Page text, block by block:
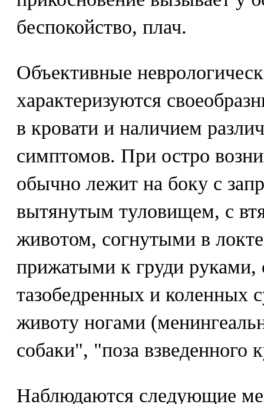
беспокойство, плач.
Объективные
характеризуются
в кровати и наличием
симптомов. При остро
обычно лежит на боку с
вытянутым туловищем, с
животом, согнутыми в
прижатыми к груди руками,
тазобедренных и коленных
животу ногами
собаки", "поза взведенного
Наблюдаются следующие